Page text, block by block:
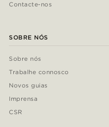
Contacte-nos
SOBRE NÓS
Sobre nós
Trabalhe connosco
Novos guias
Imprensa
CSR